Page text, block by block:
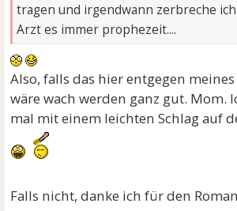
tragen und irgendwann zerbreche
Arzt es immer prophezeit....
Also, falls das hier entgegen
wäre wach werden ganz gut. Mom.
mal mit einem leichten Schlag auf
Falls nicht, danke ich für den Roman